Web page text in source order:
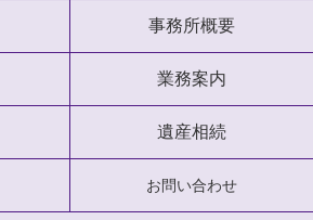
事務所概要
業務案内
遺産相続
お問い合わせ